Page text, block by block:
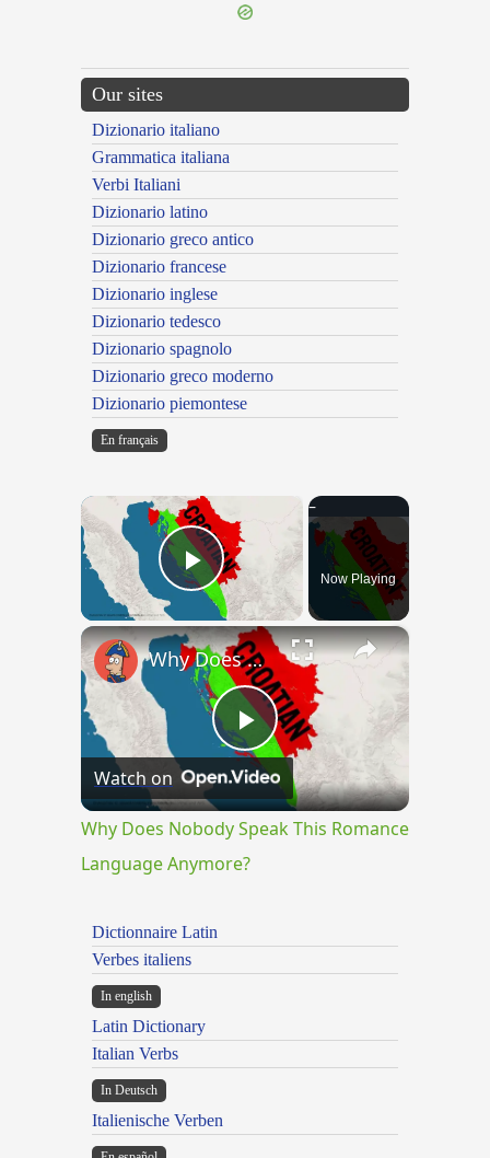
Our sites
Dizionario italiano
Grammatica italiana
Verbi Italiani
Dizionario latino
Dizionario greco antico
Dizionario francese
Dizionario inglese
Dizionario tedesco
Dizionario spagnolo
Dizionario greco moderno
Dizionario piemontese
En français
×
Play VideoNow Playing
×
Play
Video
Why Does Nobody Speak This Romance Language Anymore?
Watch on
Why Does Nobody Speak This Romance
Language Anymore?
Dictionnaire Latin
Verbes italiens
In english
Latin Dictionary
Italian Verbs
In Deutsch
Italienische Verben